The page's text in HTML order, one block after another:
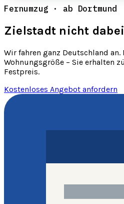
Fernumzug · ab Dortmund
Zielstadt nicht
Wir fahren ganz Deutschland an.
Wohnungsgröße – Sie erhalten
Festpreis.
Kostenloses Angebot anfordern